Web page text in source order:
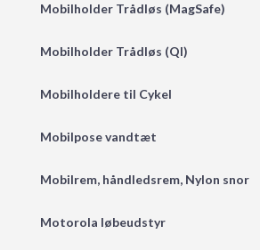
Mobilholder Trådløs (MagSafe)
Mobilholder Trådløs (QI)
Mobilholdere til Cykel
Mobilpose vandtæt
Mobilrem, håndledsrem, Nylon snor
Motorola løbeudstyr